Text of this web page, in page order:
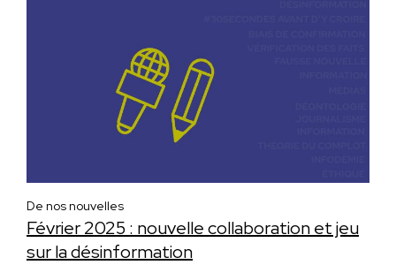
Février 2025 : nouvelle collaboration et jeu
sur la désinformation
De nos nouvelles